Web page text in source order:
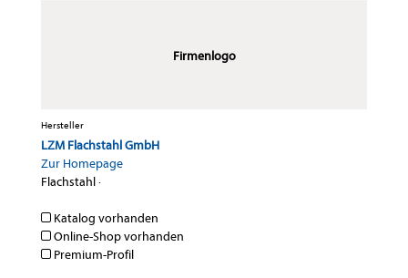
Firmenlogo
Hersteller
LZM Flachstahl GmbH
Zur Homepage
Flachstahl·
Katalog vorhanden
Online-Shop vorhanden
Premium-Profil